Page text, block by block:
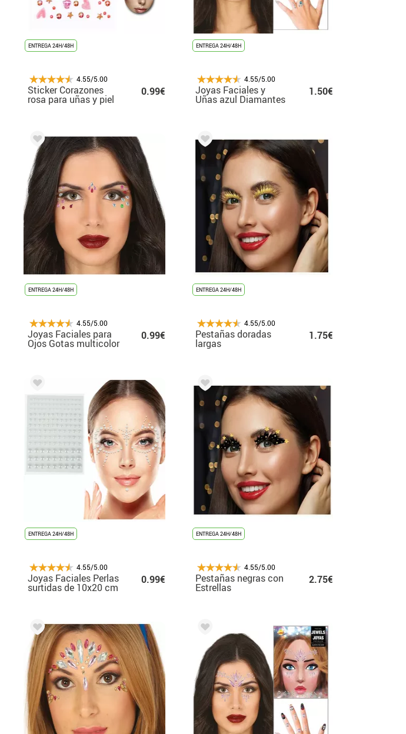
ENTREGA 24H/48H
4.55/5.00
Sticker Corazones
rosa para uñas y piel
0.99€
ENTREGA 24H/48H
4.55/5.00
Joyas Faciales y
Uñas azul Diamantes
1.50€
ENTREGA 24H/48H
4.55/5.00
Joyas Faciales para
Ojos Gotas multicolor
0.99€
ENTREGA 24H/48H
4.55/5.00
Pestañas doradas
largas
1.75€
ENTREGA 24H/48H
4.55/5.00
Joyas Faciales Perlas
surtidas de 10x20 cm
0.99€
ENTREGA 24H/48H
4.55/5.00
Pestañas negras con
Estrellas
2.75€